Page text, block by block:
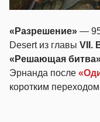
«Разрешение» —
Desert из главы VII.
«Решающая
Эрнанда после
коротким